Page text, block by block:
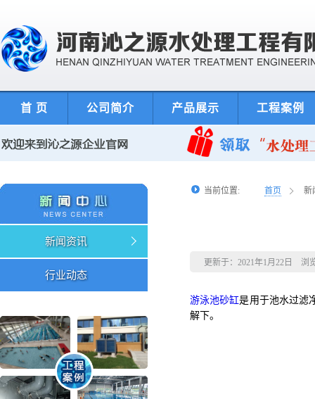
首 页 公司简介 产品展示 工程案例
新闻资讯
行业动态
当前位置: 首页 新
更新于：2021年1月22日 浏
游泳池砂缸是用于池水过滤
解下。